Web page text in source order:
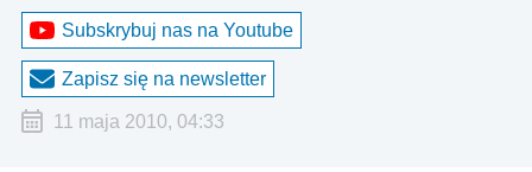
Subskrybuj nas na Youtube
Zapisz się na newsletter
11 maja 2010, 04:33